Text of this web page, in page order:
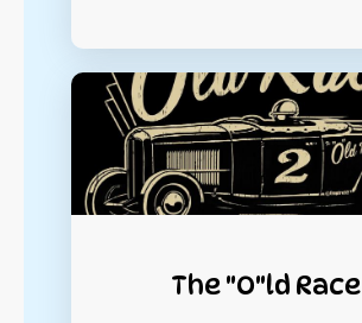
The "O"ld Race